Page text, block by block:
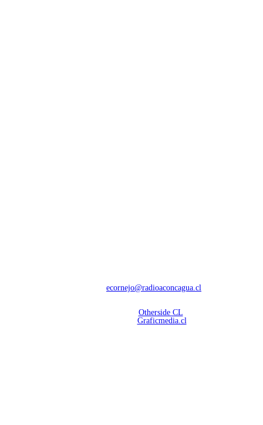
ecornejo@radioaconcagua.cl
Otherside CL
Graficmedia.cl